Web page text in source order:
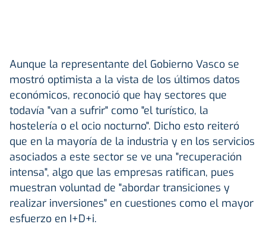
Aunque la representante del Gobierno Vasco se
mostró optimista a la vista de los últimos datos
económicos, reconoció que hay sectores que
todavía "van a sufrir" como "el turístico, la
hostelería o el ocio nocturno". Dicho esto reiteró
que en la mayoría de la industria y en los servicios
asociados a este sector se ve una "recuperación
intensa", algo que las empresas ratifican, pues
muestran voluntad de "abordar transiciones y
realizar inversiones" en cuestiones como el mayor
esfuerzo en I+D+i.